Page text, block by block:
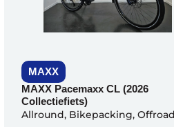
MAXX
MAXX Pacemaxx CL (2026
Collectiefiets)
Allround, Bikepacking, Offroad